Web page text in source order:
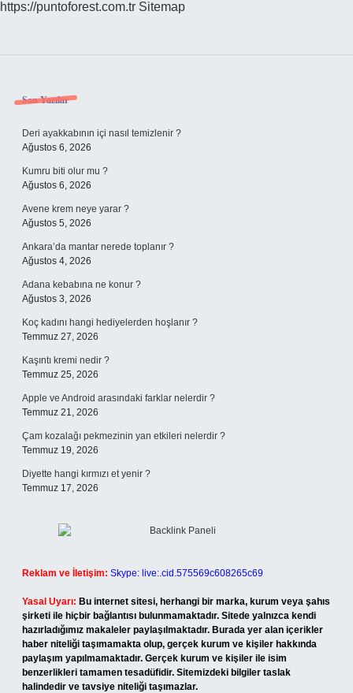
https://puntoforest.com.tr Sitemap
Sidebar
Son Yazılar
Deri ayakkabının içi nasıl temizlenir ?
Ağustos 6, 2026
Kumru biti olur mu ?
Ağustos 6, 2026
Avene krem neye yarar ?
Ağustos 5, 2026
Ankara’da mantar nerede toplanır ?
Ağustos 4, 2026
Adana kebabına ne konur ?
Ağustos 3, 2026
Koç kadını hangi hediyelerden hoşlanır ?
Temmuz 27, 2026
Kaşıntı kremi nedir ?
Temmuz 25, 2026
Apple ve Android arasındaki farklar nelerdir ?
Temmuz 21, 2026
Çam kozalağı pekmezinin yan etkileri nelerdir ?
Temmuz 19, 2026
Diyette hangi kırmızı et yenir ?
Temmuz 17, 2026
Reklam ve İletişim: Skype: live:.cid.575569c608265c69
Yasal Uyarı: Bu internet sitesi, herhangi bir marka, kurum veya şahıs
şirketi ile hiçbir bağlantısı bulunmamaktadır. Sitede yalnızca kendi
hazırladığımız makaleler paylaşılmaktadır. Burada yer alan içerikler
haber niteliği taşımamakta olup, gerçek kurum ve kişiler hakkında
paylaşım yapılmamaktadır. Gerçek kurum ve kişiler ile isim
benzerlikleri tamamen tesadüfidir. Sitemizdeki bilgiler taslak
halindedir ve tavsiye niteliği taşımazlar.